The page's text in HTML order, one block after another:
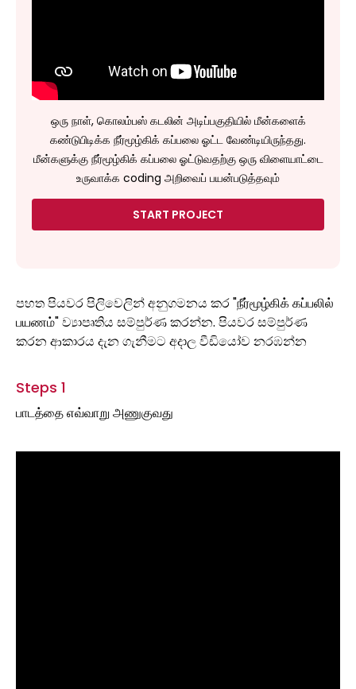
ஒரு நாள், கொலம்பஸ் கடலின் அடிப்பகுதியில் மீன்களைக்
கண்டுபிடிக்க நீர்மூழ்கிக் கப்பலை ஓட்ட வேண்டியிருந்தது.
மீன்களுக்கு நீர்மூழ்கிக் கப்பலை ஓட்டுவதற்கு ஒரு விளையாட்டை
உருவாக்க coding அறிவைப் பயன்படுத்தவும்
START PROJECT
පහත පියවර පිලිවෙලින් අනුගමනය කර "நீர்மூழ்கிக் கப்பலில்
பயணம்" ව්‍යාපෘතිය සම්පුර්ණ කරන්න. පියවර සම්පුර්ණ
කරන ආකාරය දැන ගැනීමට අදාල වීඩියෝව නරඹන්න
Steps 1
பாடத்தை எவ்வாறு அணுகுவது